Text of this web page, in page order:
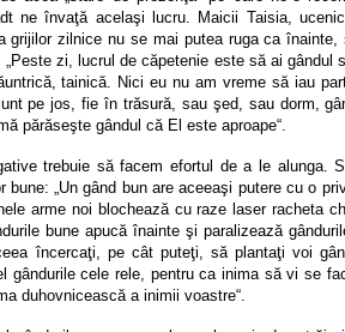
ne învaţă acelaşi lucru. Maicii Taisia,
grijilor zilnice nu se mai putea ruga ca
„Peste zi, lucrul de căpetenie este să ai gândul
tainică. Nici eu nu am vreme să iau
pe jos, fie în trăsură, sau şed, sau dorm,
părăseşte gândul că El este aproape“.
trebuie să facem efortul de a le alunga.
bune: „Un gând bun are aceeaşi putere cu o
arme noi blochează cu raze laser racheta
bune apucă înainte şi paralizează
încercaţi, pe cât puteţi, să plantaţi voi
gândurile cele rele, pentru ca inima să vi se
duhovnicească a inimii voastre“.